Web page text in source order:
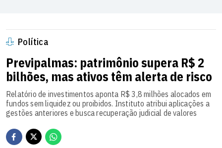
Política
Previpalmas: patrimônio supera R$ 2
bilhões, mas ativos têm alerta de risco
Relatório de investimentos aponta R$ 3,8 milhões alocados em
fundos sem liquidez ou proibidos. Instituto atribui aplicações a
gestões anteriores e busca recuperação judicial de valores